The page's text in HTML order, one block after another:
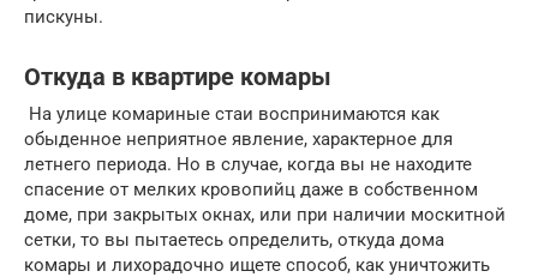
пискуны.
Откуда в квартире комары
На улице комариные стаи воспринимаются как
обыденное неприятное явление, характерное для
летнего периода. Но в случае, когда вы не находите
спасение от мелких кровопийц даже в собственном
доме, при закрытых окнах, или при наличии москитной
сетки, то вы пытаетесь определить, откуда дома
комары и лихорадочно ищете способ, как уничтожить